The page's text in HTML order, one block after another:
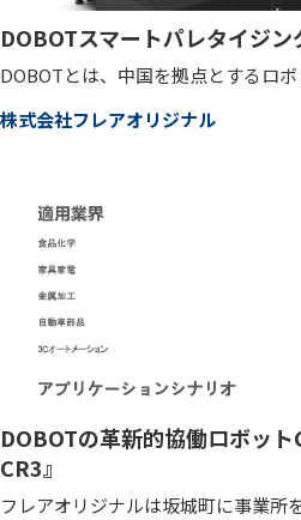
DOBOTスマートパレタイジ
DOBOTとは、中国を拠点とするロボ
株式会社フレアオリジナル
DOBOTの革新的協働ロボッ
CR3』
フレアオリジナルは坂城町に事業所を